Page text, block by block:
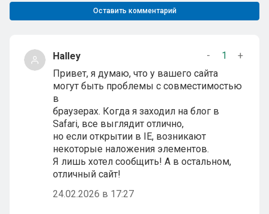
Оставить комментарий
Halley - 1
+
Привет, я думаю, что у вашего сайта
могут быть проблемы с совместимостью
в
браузерах. Когда я заходил на блог в
Safari, все выглядит отлично,
но если открытии в IE, возникают
некоторые наложения элементов.
Я лишь хотел сообщить! А в остальном,
отличный сайт!
24.02.2026 в 17:27